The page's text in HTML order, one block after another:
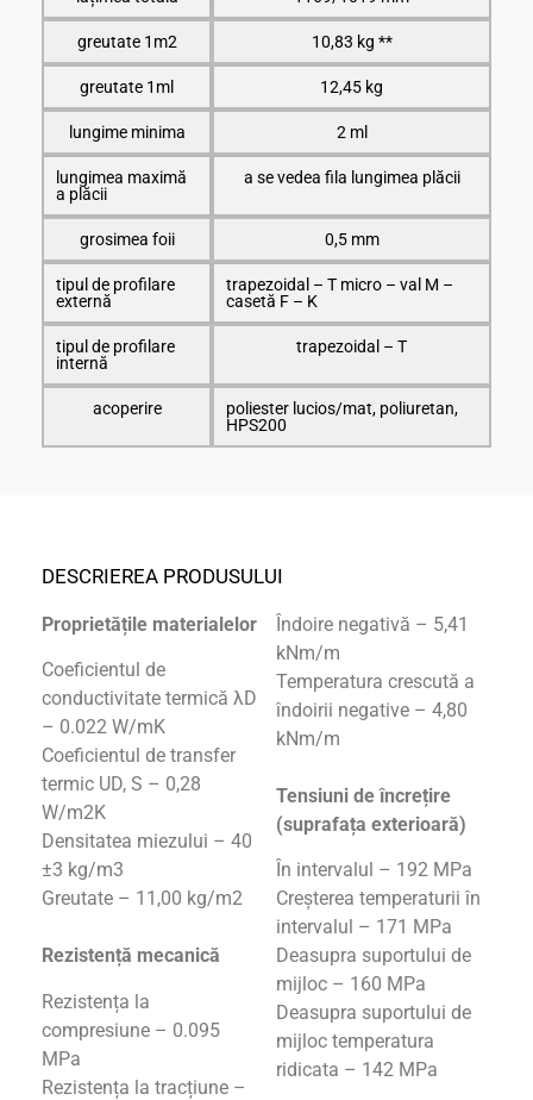
greutate 1m2 10,83 kg **
greutate 1ml 12,45 kg
lungime minima 2 ml
lungimea maximă
a plăcii
a se vedea fila lungimea plăcii
grosimea foii 0,5 mm
tipul de profilare
externă
trapezoidal – T micro – val M –
casetă F – K
tipul de profilare
internă
trapezoidal – T
acoperire
poliester lucios/mat, poliuretan,
HPS200
DESCRIEREA PRODUSULUI
Proprietățile materialelor
Coeficientul de
conductivitate termică λD
– 0.022 W/mK
Coeficientul de transfer
termic UD, S – 0,28
W/m2K
Densitatea miezului – 40
±3 kg/m3
Greutate – 11,00 kg/m2
Rezistență mecanică
Rezistența la
compresiune – 0.095
MPa
Rezistența la tracțiune –
Îndoire negativă – 5,41
kNm/m
Temperatura crescută a
îndoirii negative – 4,80
kNm/m
Tensiuni de încrețire
(suprafața exterioară)
În intervalul – 192 MPa
Creșterea temperaturii în
intervalul – 171 MPa
Deasupra suportului de
mijloc – 160 MPa
Deasupra suportului de
mijloc temperatura
ridicata – 142 MPa